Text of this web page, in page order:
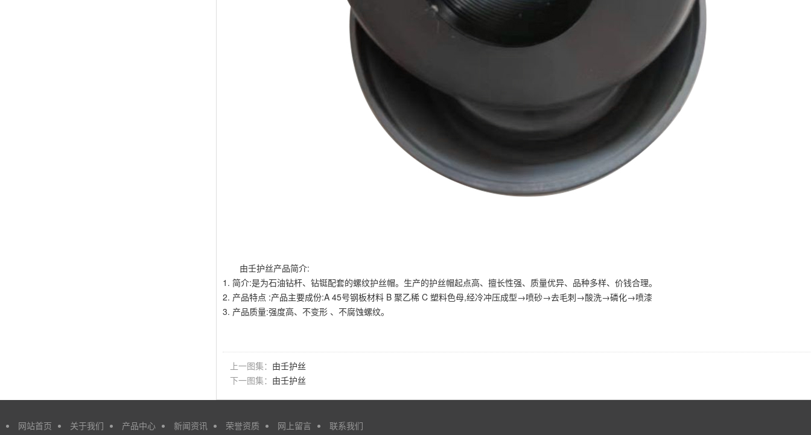
由壬护丝产品简介:
1. 简介:是为石油钻杆、钻铤配套的螺纹护丝帽。生产的护丝帽起点高、擅长性强、质量优异、品种多样、价钱合理。
2. 产品特点 :产品主要成份:A 45号钢板材料 B 聚乙稀 C 塑料色母,经冷冲压成型→喷砂→去毛刺→酸洗→磷化→喷漆
3. 产品质量:强度高、不变形 、不腐蚀螺纹。
上一图集： 由壬护丝
下一图集： 由壬护丝
网站首页 关于我们 产品中心 新闻资讯 荣誉资质 网上留言 联系我们